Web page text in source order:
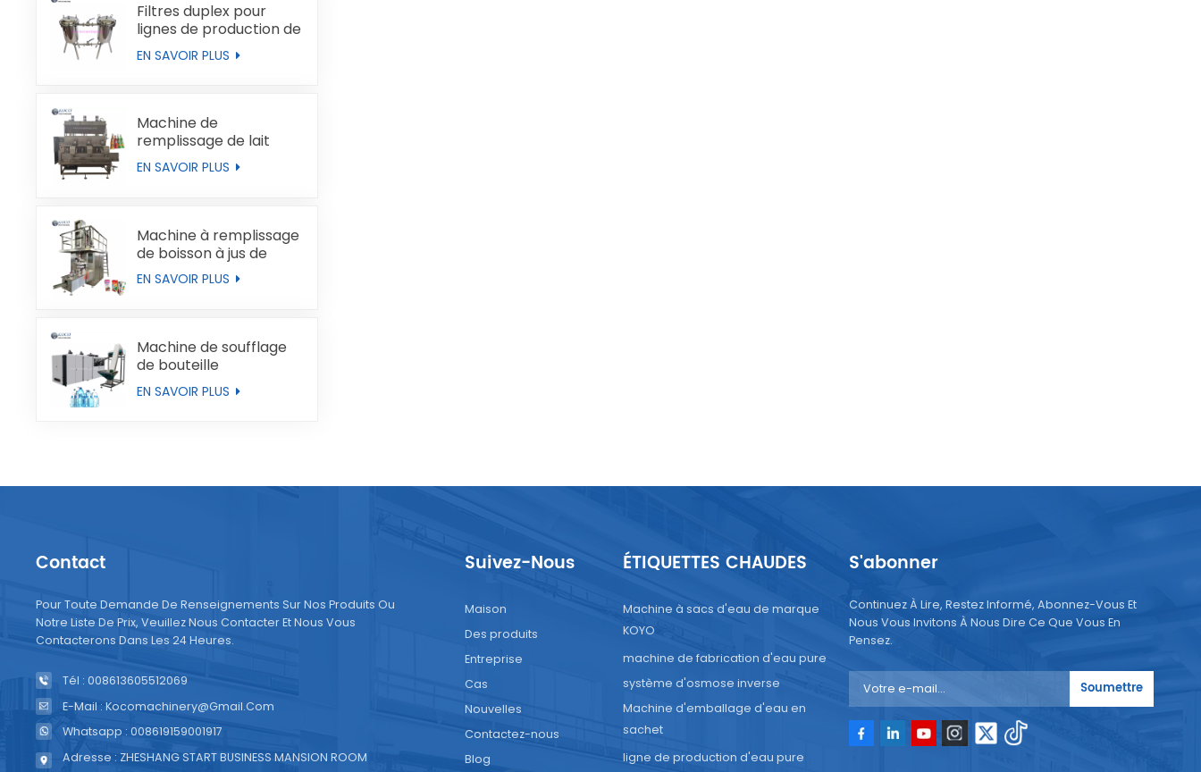
Filtres duplex pour
lignes de production de
liquides
EN SAVOIR PLUS
Machine de
remplissage de lait
automatique
EN SAVOIR PLUS
Machine à remplissage
de boisson à jus de
boucles de type brique
EN SAVOIR PLUS
Machine de soufflage
de bouteille
entièrement
automatique
EN SAVOIR PLUS
Contact
Pour Toute Demande De Renseignements Sur Nos Produits Ou
Notre Liste De Prix, Veuillez Nous Contacter Et Nous Vous
Contacterons Dans Les 24 Heures.
Tél : 008613605512069
E-Mail : Kocomachinery@gmail.com
Whatsapp : 008619159001917
Adresse : ZHESHANG START BUSINESS MANSION ROOM
Suivez-Nous
Maison
Des produits
Entreprise
Cas
Nouvelles
Contactez-nous
Blog
ÉTIQUETTES CHAUDES
Machine à sacs d'eau de marque
KOYO
machine de fabrication d'eau pure
système d'osmose inverse
Machine d'emballage d'eau en
sachet
ligne de production d'eau pure
S'abonner
Continuez À Lire, Restez Informé, Abonnez-Vous Et
Nous Vous Invitons À Nous Dire Ce Que Vous En
Pensez.
Soumettre